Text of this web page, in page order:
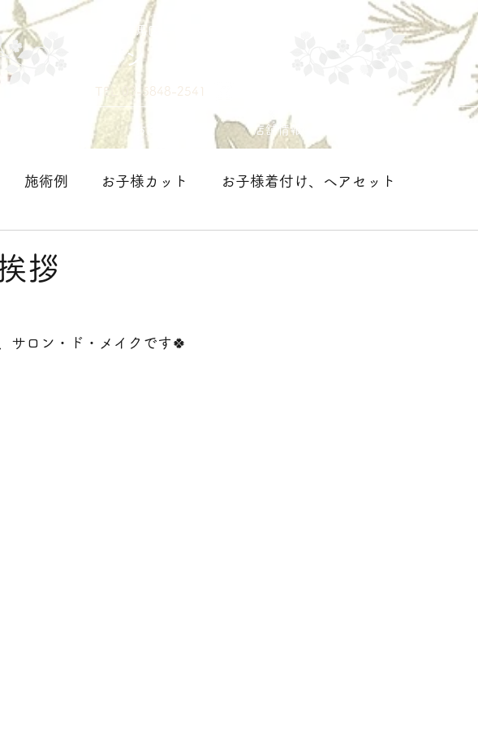
サロン・ド・メイク
練馬区中村の美容室
TEL 03-5848-2541
お問い合わせ 店舗情報・アクセス
施術例 お子様カット お子様着付け、ヘアセット
拶
サロン・ド・メイクです🍀